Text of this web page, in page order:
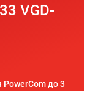
VGD-
PowerCom до 3